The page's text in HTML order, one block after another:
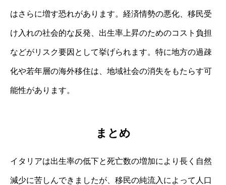
はさらに増す恐れがあります。経済情勢の悪化、移民受
け入れの社会的な反発、出生率上昇のためのコスト負担
などがリスク要因として挙げられます。特に地方の過疎
化や若年層の海外移住は、地域社会の消失をもたらす可
能性があります。
まとめ
イタリアは出生率の低下と死亡数の増加により長く自然
減少に苦しんできましたが、移民の純流入によって人口